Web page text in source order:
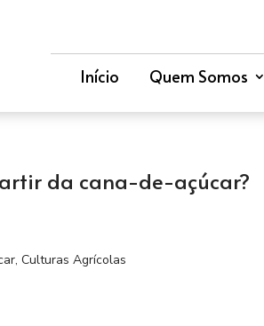
Início Quem Somos
da cana-de-açúcar?
, Culturas Agrícolas